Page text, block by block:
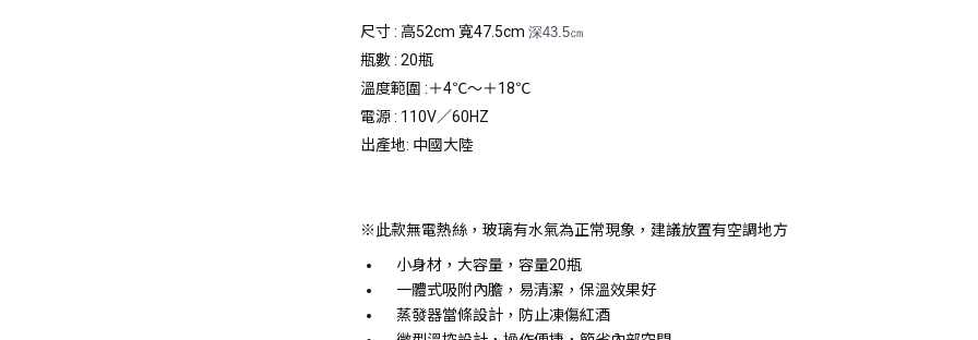
尺寸 : 高52cm 寬47.5cm 深43.5㎝
瓶數 : 20瓶
溫度範圍 :＋4℃～＋18℃
電源 : 110V／60HZ
出產地: 中國大陸
※此款無電熱絲，玻璃有水氣為正常現象，建議放置有空調地方
小身材，大容量，容量20瓶
一體式吸附內膽，易清潔，保溫效果好
蒸發器當條設計，防止凍傷紅酒